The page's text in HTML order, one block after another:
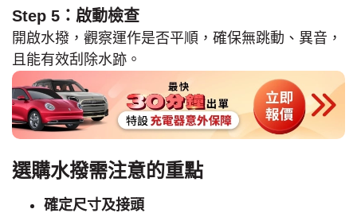
Step 5：啟動檢查
開啟水撥，觀察運作是否平順，確保無跳動、異音，
且能有效刮除水跡。
選購水撥需注意的重點
確定尺寸及接頭